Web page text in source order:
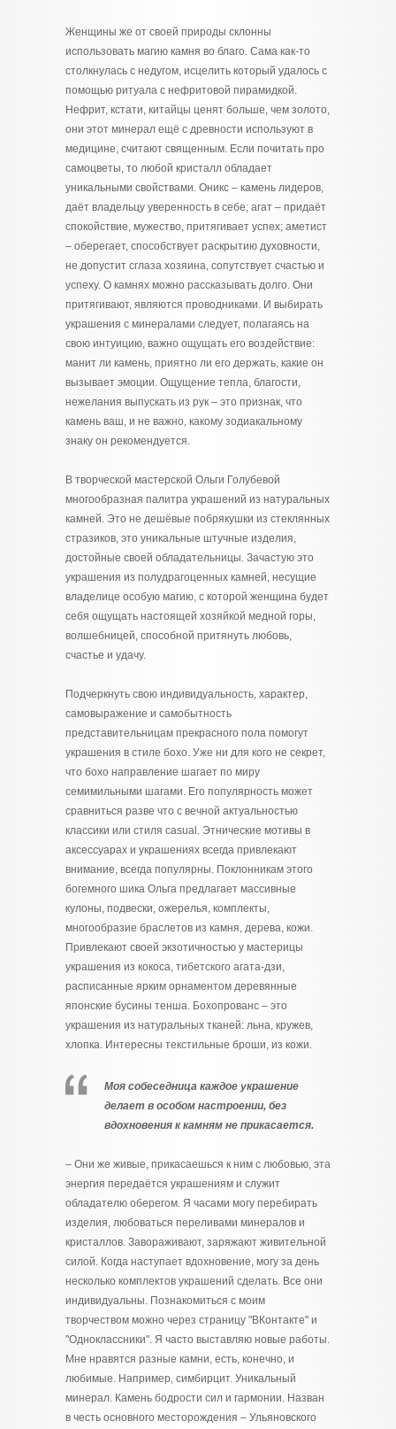
Женщины же от своей природы склонны
использовать магию камня во благо. Сама как-то
столкнулась с недугом, исцелить который удалось с
помощью ритуала с нефритовой пирамидкой.
Нефрит, кстати, китайцы ценят больше, чем золото,
они этот минерал ещё с древности используют в
медицине, считают священным. Если почитать про
самоцветы, то любой кристалл обладает
уникальными свойствами. Оникс – камень лидеров,
даёт владельцу уверенность в себе; агат – придаёт
спокойствие, мужество, притягивает успех; аметист
– оберегает, способствует раскрытию духовности,
не допустит сглаза хозяина, сопутствует счастью и
успеху. О камнях можно рассказывать долго. Они
притягивают, являются проводниками. И выбирать
украшения с минералами следует, полагаясь на
свою интуицию, важно ощущать его воздействие:
манит ли камень, приятно ли его держать, какие он
вызывает эмоции. Ощущение тепла, благости,
нежелания выпускать из рук – это признак, что
камень ваш, и не важно, какому зодиакальному
знаку он рекомендуется.
В творческой мастерской Ольги Голубевой
многообразная палитра украшений из натуральных
камней. Это не дешёвые побрякушки из стеклянных
стразиков, это уникальные штучные изделия,
достойные своей обладательницы. Зачастую это
украшения из полудрагоценных камней, несущие
владелице особую магию, с которой женщина будет
себя ощущать настоящей хозяйкой медной горы,
волшебницей, способной притянуть любовь,
счастье и удачу.
Подчеркнуть свою индивидуальность, характер,
самовыражение и самобытность
представительницам прекрасного пола помогут
украшения в стиле бохо. Уже ни для кого не секрет,
что бохо направление шагает по миру
семимильными шагами. Его популярность может
сравниться разве что с вечной актуальностью
классики или стиля casual. Этнические мотивы в
аксессуарах и украшениях всегда привлекают
внимание, всегда популярны. Поклонникам этого
богемного шика Ольга предлагает массивные
кулоны, подвески, ожерелья, комплекты,
многообразие браслетов из камня, дерева, кожи.
Привлекают своей экзотичностью у мастерицы
украшения из кокоса, тибетского агата-дзи,
расписанные ярким орнаментом деревянные
японские бусины тенша. Бохопрованс – это
украшения из натуральных тканей: льна, кружев,
хлопка. Интересны текстильные броши, из кожи.
Моя собеседница каждое украшение
делает в особом настроении, без
вдохновения к камням не прикасается.
– Они же живые, прикасаешься к ним с любовью, эта
энергия передаётся украшениям и служит
обладателю оберегом. Я часами могу перебирать
изделия, любоваться переливами минералов и
кристаллов. Завораживают, заряжают живительной
силой. Когда наступает вдохновение, могу за день
несколько комплектов украшений сделать. Все они
индивидуальны. Познакомиться с моим
творчеством можно через страницу "ВКонтакте" и
"Одноклассники". Я часто выставляю новые работы.
Мне нравятся разные камни, есть, конечно, и
любимые. Например, симбирцит. Уникальный
минерал. Камень бодрости сил и гармонии. Назван
в честь основного месторождения – Ульяновского